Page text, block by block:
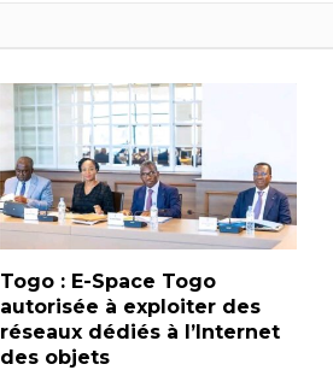
Togo : E-Space Togo
autorisée à exploiter des
réseaux dédiés à l’Internet
des objets